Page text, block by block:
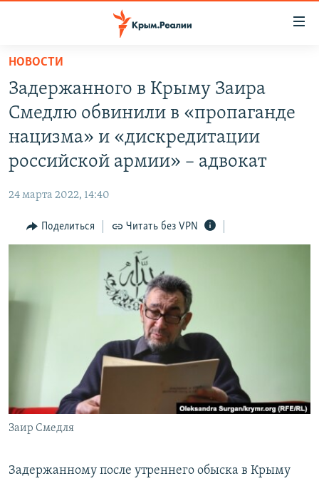
Вернуться
основному
содержанию
главной
Вернутся
поиску
СПЕЦПРОЕКТЫ
КАРТА ВОЕННЫХ ОБЪЕКТОВ КРЫМА
ИСТОРИЯ
ИНТЕРАКТИВ
ИНФОГРАФИКА
ТЕЛЕПРОЕКТ КРЫМ.РЕАЛИИ
СОВЕТЫ ПРАВОЗАЩИТНИКОВ
ПРОПАВШИЕ БЕЗ ВЕСТИ
КРЫМ.НЕПОКОРЕННЫЙ
УКРАИНСКАЯ ПРОБЛЕМА КРЫМА
РАДІО СВОБОДА
КАК ОБОЙТИ БЛОКИРОВКУ
Все сайты RFE/RL
НОВОСТИ
Задержанного в Крыму Заира
Смедлю обвинили в «пропаганде
нацизма» и «дискредитации
российской армии» – адвокат
24 марта 2022, 14:40
Поделиться Читать без VPN
Заир Смедля
Задержанному после утреннего обыска в Крыму